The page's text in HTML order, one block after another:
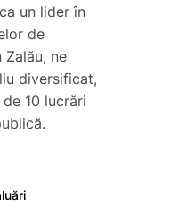
un lider în
de
ne
diversificat,
10 lucrări